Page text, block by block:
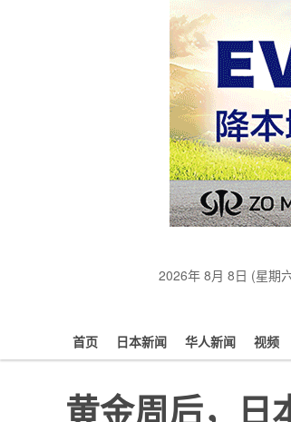
2026年 8月 8日 (星期
首页 日本新闻 华人新闻 视频
黄金周后，日